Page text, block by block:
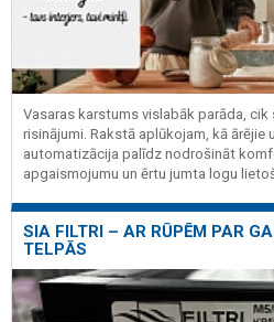
Vasaras karstums vislabāk parāda,
risinājumi. Rakstā aplūkojam, kā ārējie
automatizācija palīdz nodrošināt
apgaismojumu un ērtu jumta logu
SIA FILTRI – AR RŪPĒM PAR
TELPĀS